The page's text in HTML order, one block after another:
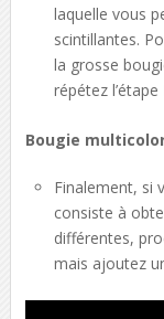
laquelle vous
scintillantes.
la grosse
répétez l’étape
Bougie
Finalement, si
consiste à
différentes,
mais ajoutez